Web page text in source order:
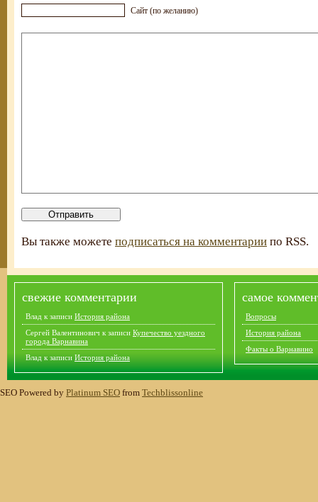
Сайт (по желанию)
Вы также можете подписаться на комментарии по RSS.
свежие комментарии
Влад к записи История района
Сергей Валентинович к записи Купечество уездного
города Варнавина
Влад к записи История района
самое
Вопросы
История района
Факты о Варнавино
SEO Powered by Platinum SEO from Techblissonline